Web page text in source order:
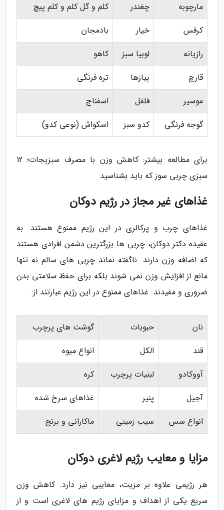
مارچوبه چغندر
کلم و گل کلم و کلم پیچ
کرفس
خیار
بادمجان
رازیانه
لوبیا سبز
کاهو
قارچ
پیازها
تره فرنگی
موسیر
فلفل
اسفناج
گوجه فرنگی
کدو سبز اسکواش (نوعی کدو)
برای مطالعه بیشتر: کاهش وزن با مصرف سبزیجات؛ 12
سبزی چربی سوز که باید بشناسید
غذاهای غیر مجاز در رژیم دوکان
غذاهای چرب و پرکالری در این رژیم ممنوع هستند. به
عقیده دکتر دوکان، چربی ها بزرگترین دشمن افرادی هستند
که اضافه وزن دارند. ناگفته نماند چربی های سالم نه تنها
مانع از افزایش وزن نمی شوند بلکه برای حفظ سلامتی بدن
ضروری و مفیدند. غذاهای ممنوع در این رژیم عبارتند از:
نان حبوبات
گوشت های پرچرب
قند
الکل
انواع میوه
آووکادو
لبنیات پرچرب
کره
آجیل
پنیر
غذاهای سرخ شده
انواع سس
سیب زمینی ماکارانی و برنج
مزایا و معایب رژیم لاغری دوکان
هر رژیمی علاوه بر مزیت، معایبی نیز دارد. کاهش وزن
سریع یکی از اهداف و مزایای رژیم های لاغری است و از